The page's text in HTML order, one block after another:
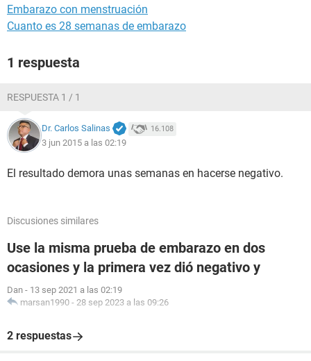
Embarazo con menstruación
Cuanto es 28 semanas de embarazo
1 respuesta
RESPUESTA 1 / 1
Dr. Carlos Salinas 16.108
3 jun 2015 a las 02:19
El resultado demora unas semanas en hacerse negativo.
Discusiones similares
Use la misma prueba de embarazo en dos
ocasiones y la primera vez dió negativo y
Dan - 13 sep 2021 a las 02:19
marsan1990 - 28 sep 2023 a las 09:26
2 respuestas